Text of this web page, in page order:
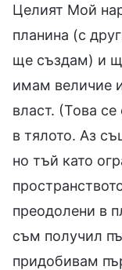
Целият Мой
планина (с
ще създам) и
имам величие
власт. (Това
в тялото. Аз
но тъй като
преодолени в
съм получил
придобивам